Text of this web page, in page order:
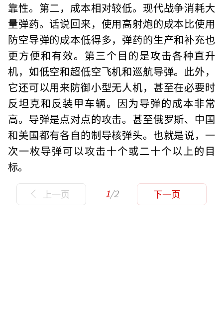
靠性。第二，成本相对较低。现代战争消耗大
量弹药。话说回来，使用高射炮的成本比使用
防空导弹的成本低得多，弹药的生产和补充也
更方便和有效。第三个目的是攻击各种直升
机，如低空和超低空飞机和巡航导弹。此外，
它还可以用来防御小型无人机，甚至在必要时
反坦克和反装甲车辆。因为导弹的成本非常
高。导弹是点对点的攻击。甚至俄罗斯、中国
和美国都有各自的制导核弹头。也就是说，一
次一枚导弹可以攻击十个或二十个以上的目
标。
上一页 1/2 下一页